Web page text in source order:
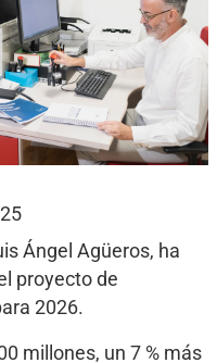
Ángel Agüeros, ha
proyecto de
2026.
millones, un 7 % más